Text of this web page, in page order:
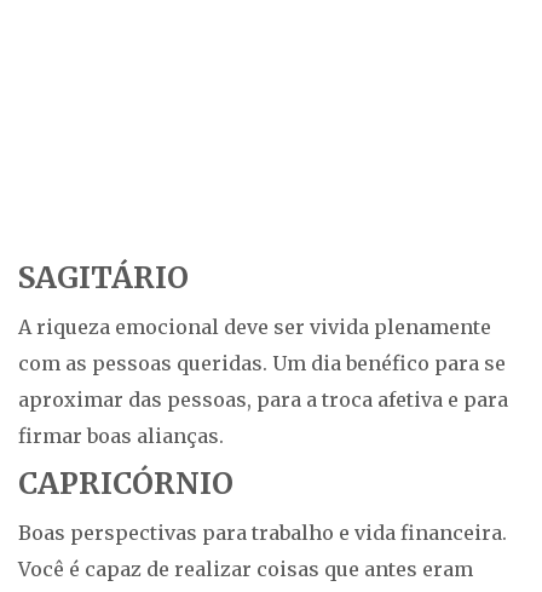
SAGITÁRIO
A riqueza emocional deve ser vivida plenamente
com as pessoas queridas. Um dia benéfico para se
aproximar das pessoas, para a troca afetiva e para
firmar boas alianças.
CAPRICÓRNIO
Boas perspectivas para trabalho e vida financeira.
Você é capaz de realizar coisas que antes eram